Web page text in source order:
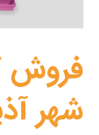
فروش
شهر